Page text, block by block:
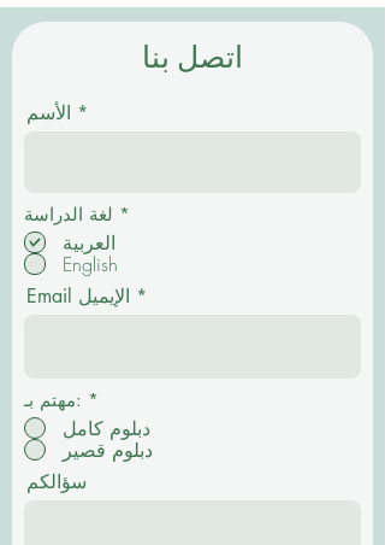
اتصل بنا
الأسم
لغة الدراسة *
م
ي
العربية
English
Email الإيميل
مهتم بـ: *
دبلوم كامل
دبلوم قصير
سؤالكم